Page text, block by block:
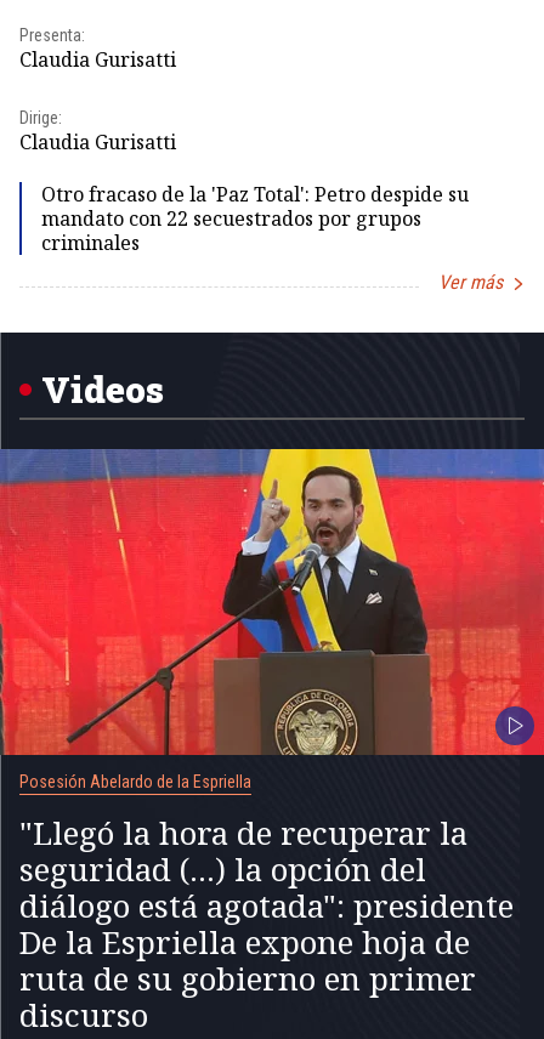
Presenta:
Claudia Gurisatti
Dirige:
Claudia Gurisatti
Otro fracaso de la 'Paz Total': Petro despide su
mandato con 22 secuestrados por grupos
criminales
Ver más
1
Videos
Posesión Abelardo de la Espriella
"Llegó la hora de recuperar la
seguridad (...) la opción del
diálogo está agotada": presidente
De la Espriella expone hoja de
ruta de su gobierno en primer
discurso